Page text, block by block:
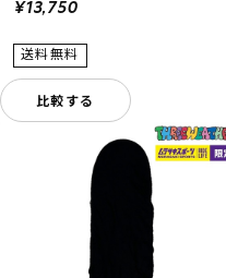
¥13,750
比較する